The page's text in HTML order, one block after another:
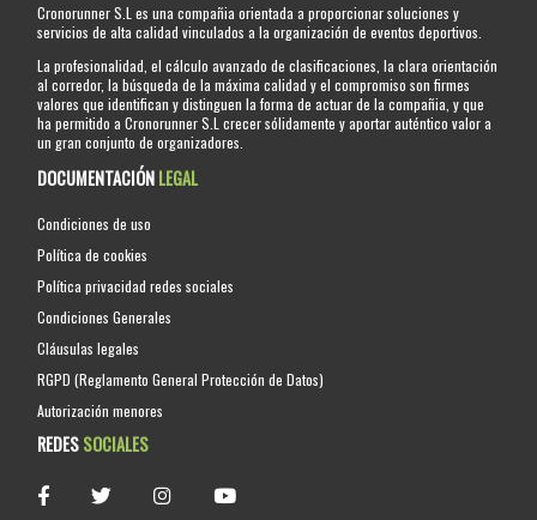
Cronorunner S.L es una compañia orientada a proporcionar soluciones y
servicios de alta calidad vinculados a la organización de eventos deportivos.
La profesionalidad, el cálculo avanzado de clasificaciones, la clara orientación
al corredor, la búsqueda de la máxima calidad y el compromiso son firmes
valores que identifican y distinguen la forma de actuar de la compañia, y que
ha permitido a Cronorunner S.L crecer sólidamente y aportar auténtico valor a
un gran conjunto de organizadores.
DOCUMENTACIÓNLEGAL
Condiciones de uso
Política de cookies
Política privacidad redes sociales
Condiciones Generales
Cláusulas legales
RGPD (Reglamento General Protección de Datos)
Autorización menores
REDESSOCIALES